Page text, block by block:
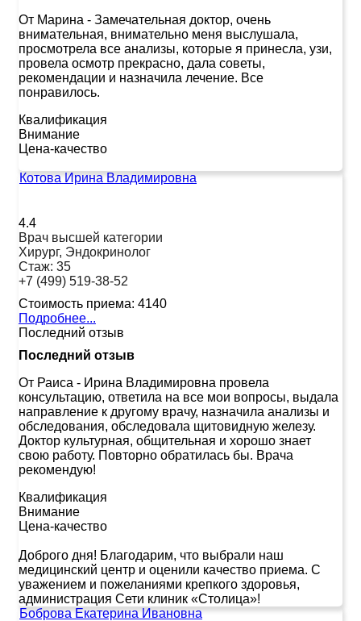
От Марина - Замечательная доктор, очень
внимательная, внимательно меня выслушала,
просмотрела все анализы, которые я принесла, узи,
провела осмотр прекрасно, дала советы,
рекомендации и назначила лечение. Все
понравилось.
Квалификация
Внимание
Цена-качество
Котова Ирина Владимировна
4.4
Врач высшей категории
Хирург, Эндокринолог
Стаж: 35
+7 (499) 519-38-52
Стоимость приема: 4140
Подробнее...
Последний отзыв
Последний отзыв
От Раиса - Ирина Владимировна провела
консультацию, ответила на все мои вопросы, выдала
направление к другому врачу, назначила анализы и
обследования, обследовала щитовидную железу.
Доктор культурная, общительная и хорошо знает
свою работу. Повторно обратилась бы. Врача
рекомендую!
Квалификация
Внимание
Цена-качество
Доброго дня! Благодарим, что выбрали наш
медицинский центр и оценили качество приема. С
уважением и пожеланиями крепкого здоровья,
администрация Сети клиник «Столица»!
Боброва Екатерина Ивановна